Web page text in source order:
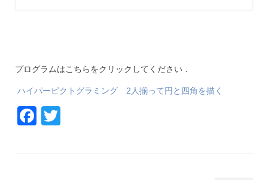
プログラムはこちらをクリックしてください．
ハイパーピクトグラミング 2人揃って円と四角を描く
Facebook